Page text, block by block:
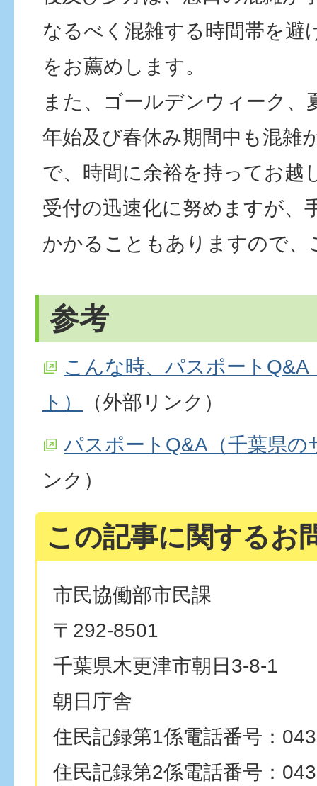
なるべく混雑する時間帯を避
をお薦めします。
また、ゴールデンウィーク、
年始及び春休み期間中も混雑
で、時間に余裕を持ってお越
受付の迅速化に努めますが、
かかることもありますので、
参考
こんな時、パスポートQ&A
ト）
（外部リンク）
パスポートQ&A（千葉県の
ンク）
この記事に関するお
市民協働部市民課
〒292-8501
千葉県木更津市朝日3-8-1
朝日庁舎
住民記録第1係電話番号：
住民記録第2係電話番号：